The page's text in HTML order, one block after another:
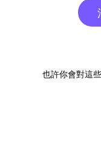
也許你會對這